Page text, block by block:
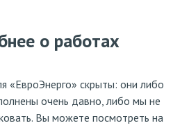
о работах
«ЕвроЭнерго» скрыты: они либо
очень давно, либо мы не
Вы можете посмотреть на